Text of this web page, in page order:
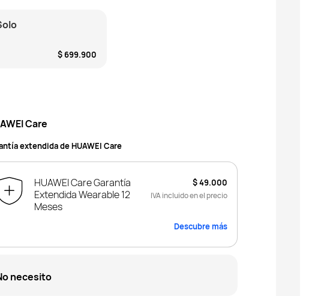
$ 699.900
Care
extendida de HUAWEI Care
HUAWEI Care Garantía
Extendida Wearable 12
Meses
$ 49.000
IVA incluido en el precio
Descubre más
necesito